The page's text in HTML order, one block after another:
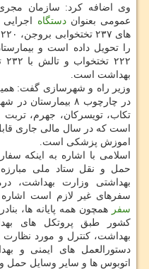
وی اضافه كرد: سازمان
عمومی بعنواندستگاه
بهداشت است.
در چارچوب ۸
تكاب، تویسركان، جهرم،
است كه در سال مالی جاری
اموزش پزشكی است.
اسلامی با اشاره به اینكه
حمل و نقل ستاد ملی مبارزه
بهداشتی وزارت بهداشت،
سفرهای غیر لازم است
سفر همچون همه پایانه ها،
كشور طبق پروتكل های
بهداشت، كنترل و مورد
دستورالعمل های ایمنی و
اتوبوس ها و سایر وسایل